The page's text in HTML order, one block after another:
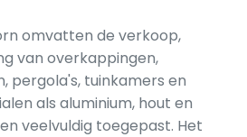
omvatten de verkoop,
van overkappingen,
pergola's, tuinkamers en
als aluminium, hout en
veelvuldig toegepast. Het